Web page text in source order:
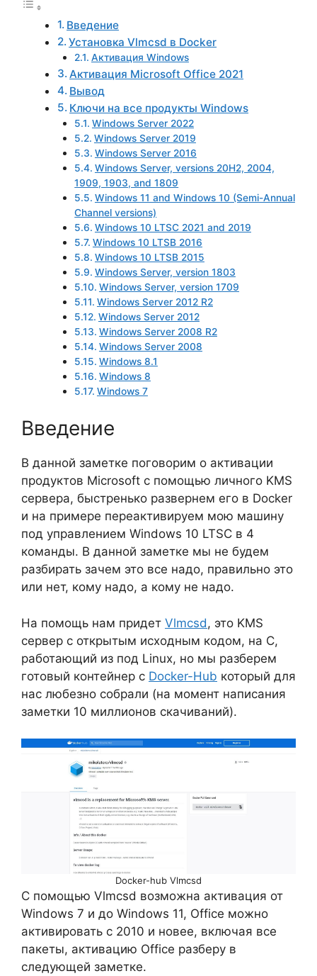
Введение
Установка Vlmcsd в Docker
Активация Windows
Активация Microsoft Office 2021
Вывод
Ключи на все продукты Windows
Windows Server 2022
Windows Server 2019
Windows Server 2016
Windows Server, versions 20H2, 2004,
1909, 1903, and 1809
Windows 11 and Windows 10 (Semi-Annual
Channel versions)
Windows 10 LTSC 2021 and 2019
Windows 10 LTSB 2016
Windows 10 LTSB 2015
Windows Server, version 1803
Windows Server, version 1709
Windows Server 2012 R2
Windows Server 2012
Windows Server 2008 R2
Windows Server 2008
Windows 8.1
Windows 8
Windows 7
Введение
В данной заметке поговорим о активации
продуктов Microsoft с помощью личного KMS
сервера, быстренько развернем его в Docker
и на примере переактивируем мою машину
под управлением Windows 10 LTSC в 4
команды. В данной заметке мы не будем
разбирать зачем это все надо, правильно это
или нет, кому надо, а кому не надо.
На помощь нам придет Vlmcsd, это KMS
сервер с открытым исходным кодом, на C,
работающий из под Linux, но мы разберем
готовый контейнер с Docker-Hub который для
нас любезно собрали (на момент написания
заметки 10 миллионов скачиваний).
Docker-hub Vlmcsd
С помощью Vlmcsd возможна активация от
Windows 7 и до Windows 11, Office можно
активировать с 2010 и новее, включая все
пакеты, активацию Office разберу в
следующей заметке.